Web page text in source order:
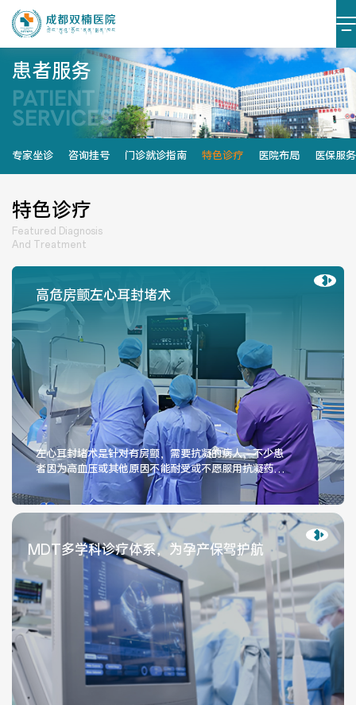
医院简介 医院文化
设施设备 环境照片
榜样力量 学习资料
健康管理体检 手术科室
非手术科室 其他科室
医技科室
专家团队
专家坐诊 咨询挂号
门诊就诊指南 特色诊疗
患者服务
PATIENT
SERVICES
专家坐诊 咨询挂号 门诊就诊指南 特色诊疗 医院布局 医保服务
特色诊疗
Featured Diagnosis
And Treatment
高危房颤左心耳封堵术
左心耳封堵术是针对有房颤，需要抗凝的病人，不少患
者因为高血压或其他原因不能耐受或不愿服用抗凝药
物，这种情况下就需要做左心耳封堵术。
MDT多学科诊疗体系，为孕产保驾护航